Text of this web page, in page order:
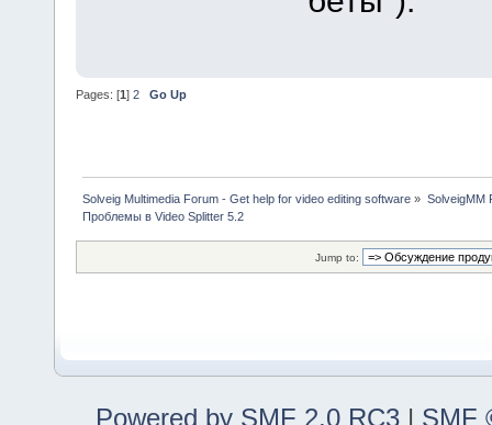
Pages: [1] 2 Go Up
Solveig Multimedia Forum - Get help for video editing software » SolveigMM
Проблемы в Video Splitter 5.2
Jump to:
Powered by SMF 2.0 RC3 | SMF